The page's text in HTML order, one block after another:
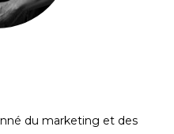
du marketing et des